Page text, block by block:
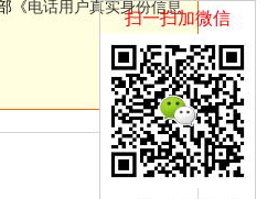
《电话用户真实身份信息
扫一扫加微信